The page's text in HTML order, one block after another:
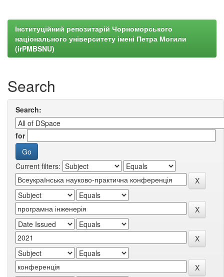
Інституційний репозитарій Чорноморського
національного університету імені Петра Могили
(irPMBSNU)
Search
Search:
for
Current filters: